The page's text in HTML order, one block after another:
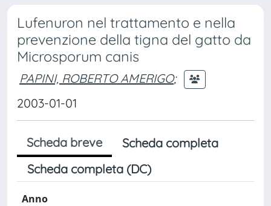
Lufenuron nel trattamento e nella
prevenzione della tigna del gatto da
Microsporum canis
PAPINI, ROBERTO AMERIGO;
2003-01-01
Scheda breve
Scheda completa
Scheda completa (DC)
Anno